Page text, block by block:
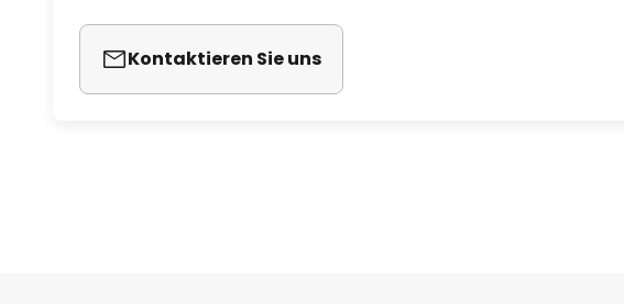
Kontaktieren Sie uns